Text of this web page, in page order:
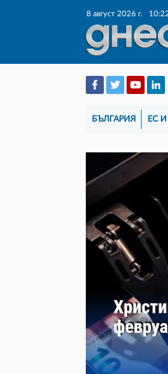
8 август 2026 г.
БЪЛГАРИЯ ЕС